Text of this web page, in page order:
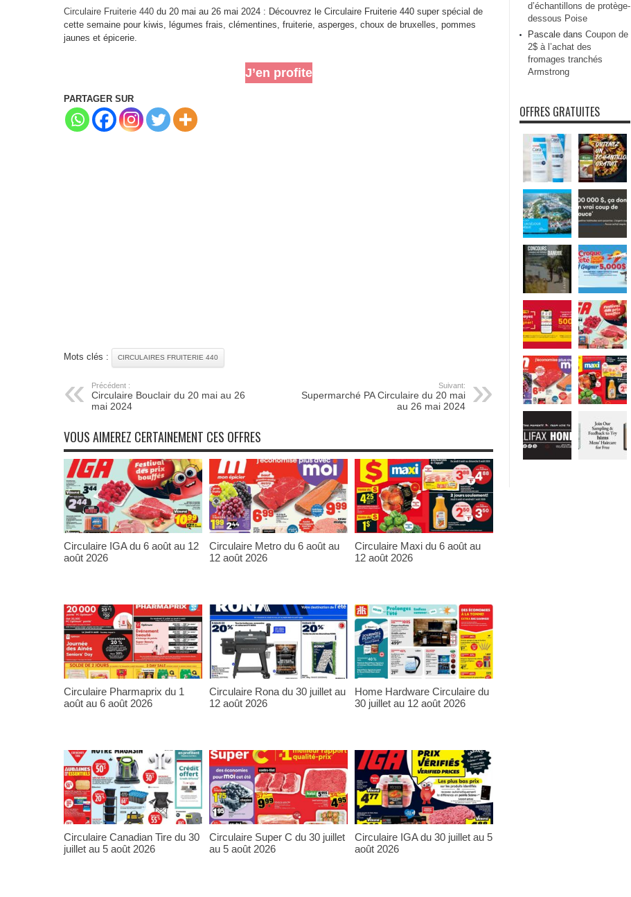
Circulaire Fruiterie 440 du 20 mai au 26 mai 2024 : Découvrez le Circulaire Fruiterie 440 super spécial de
cette semaine pour kiwis, légumes frais, clémentines, fruiterie, asperges, choux de bruxelles, pommes
jaunes et épicerie.
J’en profite
PARTAGER SUR
Mots clés : CIRCULAIRES FRUITERIE 440
Précédent :
Circulaire Bouclair du 20 mai au 26
mai 2024
Suivant:
Supermarché PA Circulaire du 20 mai
au 26 mai 2024
VOUS AIMEREZ CERTAINEMENT CES OFFRES
Circulaire IGA du 6 août au 12
août 2026
Circulaire Metro du 6 août au
12 août 2026
Circulaire Maxi du 6 août au
12 août 2026
Circulaire Pharmaprix du 1
août au 6 août 2026
Circulaire Rona du 30 juillet au
12 août 2026
Home Hardware Circulaire du
30 juillet au 12 août 2026
Circulaire Canadian Tire du 30
juillet au 5 août 2026
Circulaire Super C du 30 juillet
au 5 août 2026
Circulaire IGA du 30 juillet au 5
août 2026
d’échantillons de protège-
dessous Poise
Pascale dans Coupon de
2$ à l’achat des
fromages tranchés
Armstrong
OFFRES GRATUITES